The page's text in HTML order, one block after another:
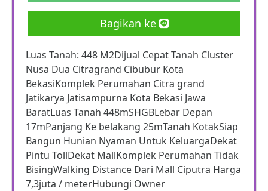
Bagikan ke
Luas Tanah: 448 M2Dijual Cepat Tanah Cluster
Nusa Dua Citragrand Cibubur Kota
BekasiKomplek Perumahan Citra grand
Jatikarya Jatisampurna Kota Bekasi Jawa
BaratLuas Tanah 448mSHGBLebar Depan
17mPanjang Ke belakang 25mTanah KotakSiap
Bangun Hunian Nyaman Untuk KeluargaDekat
Pintu TollDekat MallKomplek Perumahan Tidak
BisingWalking Distance Dari Mall Ciputra Harga
7,3juta / meterHubungi Owner